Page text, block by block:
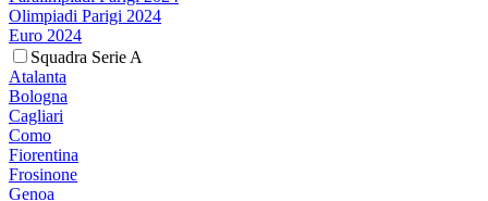
Olimpiadi Parigi 2024
Euro 2024
Squadra Serie A
Atalanta
Bologna
Cagliari
Como
Fiorentina
Frosinone
Genoa